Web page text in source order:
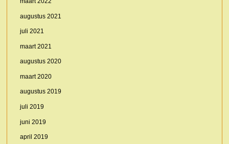
augustus 2021
juli 2021
maart 2021
augustus 2020
maart 2020
augustus 2019
juli 2019
juni 2019
april 2019